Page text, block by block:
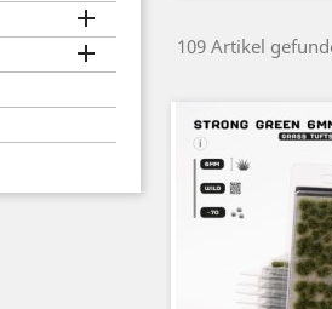

 109 Artikel